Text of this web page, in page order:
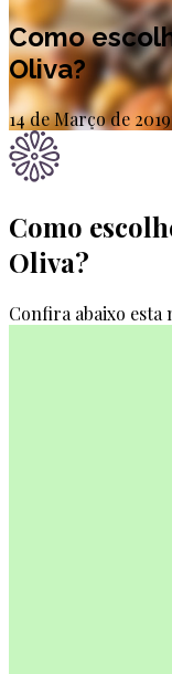
Como
Oliva?
14 de Março de 2019
Como
Oliva?
Confira abaixo